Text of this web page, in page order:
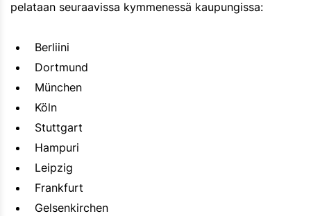
pelataan seuraavissa kymmenessä kaupungissa:
Berliini
Dortmund
München
Köln
Stuttgart
Hampuri
Leipzig
Frankfurt
Gelsenkirchen